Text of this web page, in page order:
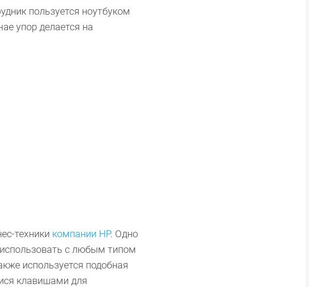
пользуется ноутбуком
упор делается на
техники компании HP. Одно
с любым типом
используется подобная
клавишами для